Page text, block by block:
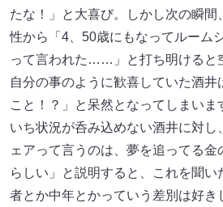
たな！」と大喜び。しかし次の瞬間
性から「4、50歳にもなってルーム
って言われた……」と打ち明けると
自分の事のように歓喜していた酒
こと！？」と呆然となってしまいま
いち状況が呑み込めない酒井に対し
ェアって言うのは、夢を追ってる
らしい」と説明すると、これを聞
者とか中年とかっていう差別は好き